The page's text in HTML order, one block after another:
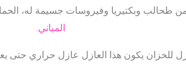
طحالب وبكتيريا وفيروسات جسيمة له،
المباني.
للخزان يكون هذا العازل عازل حراري حتى